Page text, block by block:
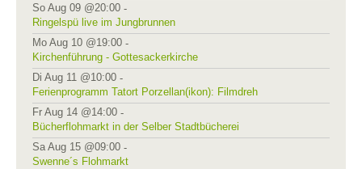
So Aug 09 @20:00 -
Ringelspü live im Jungbrunnen
Mo Aug 10 @19:00 -
Kirchenführung - Gottesackerkirche
Di Aug 11 @10:00 -
Ferienprogramm Tatort Porzellan(ikon): Filmdreh
Fr Aug 14 @14:00 -
Bücherflohmarkt in der Selber Stadtbücherei
Sa Aug 15 @09:00 -
Swenne´s Flohmarkt